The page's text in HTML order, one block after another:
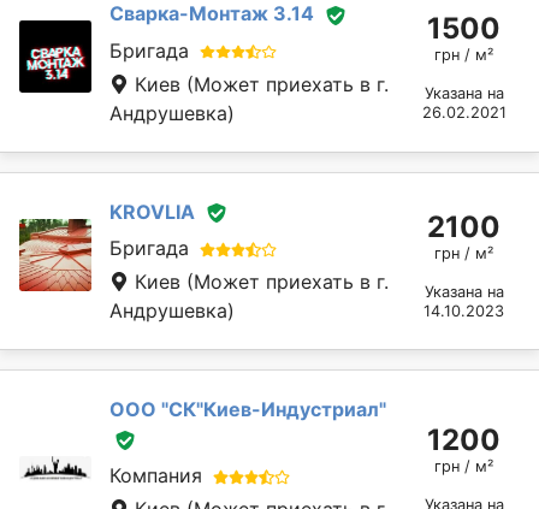
Сварка-Монтаж 3.14
Бригада
Киев (Может приехать в г.
Андрушевка)
1500
грн / м²
Указана на
26.02.2021
KROVLIA
Бригада
Киев (Может приехать в г.
Андрушевка)
2100
грн / м²
Указана на
14.10.2023
ООО "СК"Киев-Индустриал"
Компания
1200
грн / м²
Указана на